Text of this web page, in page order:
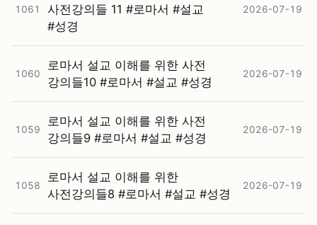
1061
사전강의들 11 #⁠로마서 #⁠설교
#⁠성경
2026-07-19
1060
로마서 설교 이해를 위한 사전
강의들10 #⁠로마서 #⁠설교 #⁠성경
2026-07-19
1059
로마서 설교 이해를 위한 사전
강의들9 #⁠로마서 #⁠설교 #⁠성경
2026-07-19
1058
로마서 설교 이해를 위한
사전강의들8 #⁠로마서 #⁠설교 #⁠성경
2026-07-19